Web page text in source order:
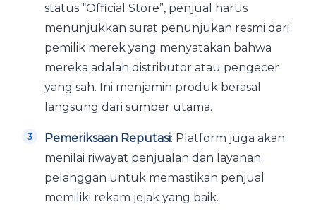
status “Official Store”, penjual harus
menunjukkan surat penunjukan resmi dari
pemilik merek yang menyatakan bahwa
mereka adalah distributor atau pengecer
yang sah. Ini menjamin produk berasal
langsung dari sumber utama.
Pemeriksaan Reputasi: Platform juga akan
menilai riwayat penjualan dan layanan
pelanggan untuk memastikan penjual
memiliki rekam jejak yang baik.